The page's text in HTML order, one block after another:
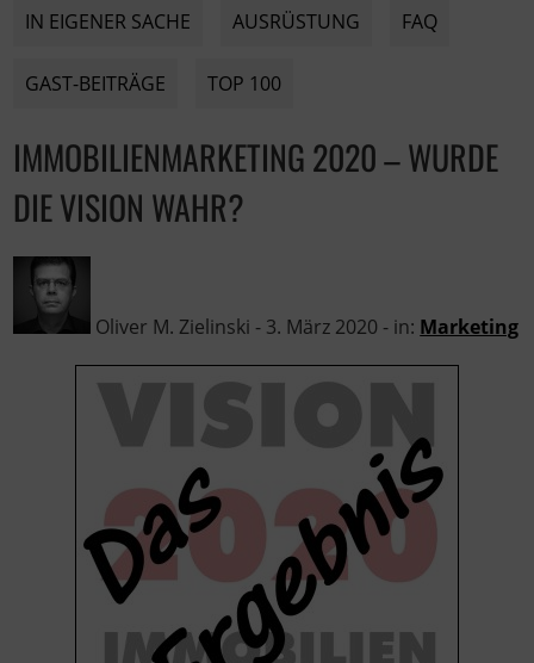
IN EIGENER SACHE AUSRÜSTUNG FAQ
GAST-BEITRÄGE TOP 100
IMMOBILIENMARKETING 2020 – WURDE
DIE VISION WAHR?
Oliver M. Zielinski - 3. März 2020 - in: Marketing